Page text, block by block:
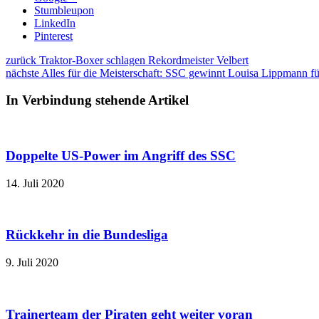
Stumbleupon
LinkedIn
Pinterest
zurück Traktor-Boxer schlagen Rekordmeister Velbert
nächste Alles für die Meisterschaft: SSC gewinnt Louisa Lippmann
In Verbindung stehende Artikel
Doppelte US-Power im Angriff des SSC
14. Juli 2020
Rückkehr in die Bundesliga
9. Juli 2020
Trainerteam der Piraten geht weiter voran